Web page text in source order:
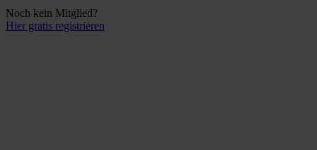
Noch kein Mitglied?
Hier gratis registrieren